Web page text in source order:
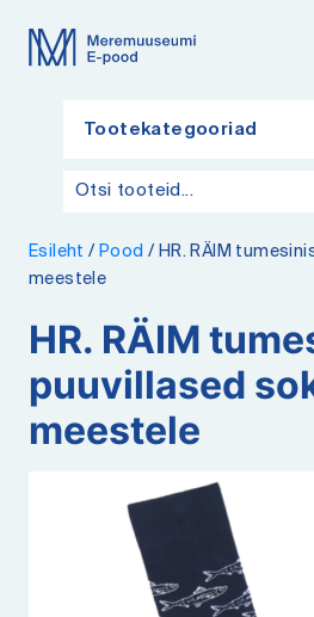
edasi
põhisisiu
kõrgkontrastsust
Tootekategooriad
Esileht /Pood /HR. RÄIM
meestele
HR. RÄIM
puuvillased
meestele